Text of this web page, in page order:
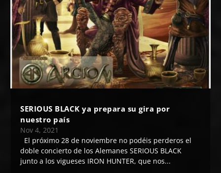
SERIOUS BLACK ya prepara su gira por
nuestro país
Nov 4, 2021
El próximo 28 de noviembre no podéis perderos el
doble concierto de los Alemanes SERIOUS BLACK
junto a los vigueses IRON HUNTER, que nos...